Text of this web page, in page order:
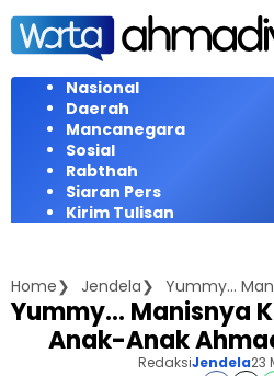
Langsung
konten
Nasional
Daerah
Mancanegara
Sosial
Rabthah
Siaran Pers
Kirim Tulisan
Home Jendela
Yummy… Manisnya
Anak-Anak
RedaksiJendela23